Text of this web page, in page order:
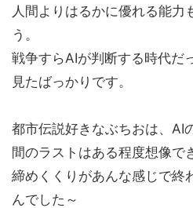
人間よりはるかに優れる能力
う。
戦争すらAIが判断する時代だ
見たばっかりです。
都市伝説好きなぶちおは、AI
間のラストはある程度想像で
締めくくりがあんな感じで終
んでした～